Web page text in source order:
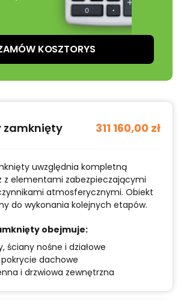
KOSZTORYS
zamknięty 311 160,00 zł
uwzględnia kompletną
z elementami zabezpieczającymi
atmosferycznymi. Obiekt
do wykonania kolejnych etapów.
obejmuje:
ściany nośne i działowe
dachowe
i drzwiowa zewnętrzna